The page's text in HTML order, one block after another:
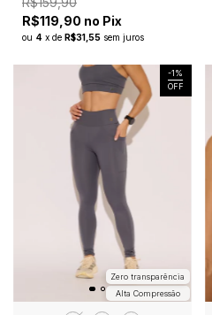
R$119,90 no Pix
ou 4 x de R$31,55 sem juros
-1%
OFF
Alta Compressão
Zero transparência